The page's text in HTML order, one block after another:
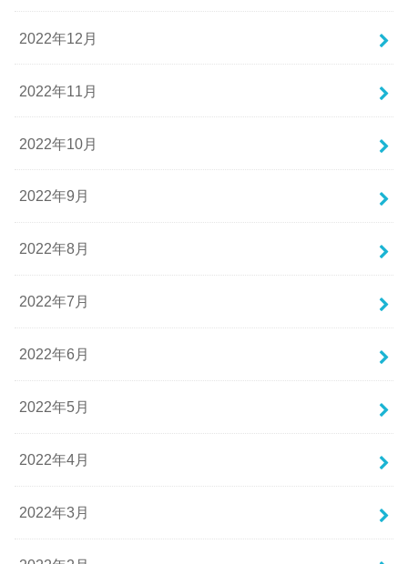
2022年12月
2022年11月
2022年10月
2022年9月
2022年8月
2022年7月
2022年6月
2022年5月
2022年4月
2022年3月